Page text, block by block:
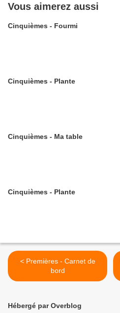
Vous aimerez aussi
Cinquièmes - Fourmi
Cinquièmes - Plante
Cinquièmes - Ma table
Cinquièmes - Plante
< Premières - Carnet de
bord
Hébergé par Overblog